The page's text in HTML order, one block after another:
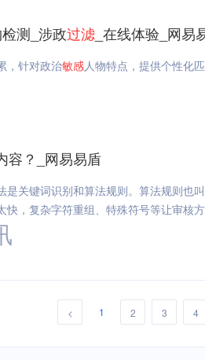
检测_涉政过滤 _在线体验_网易
，针对政治敏感人物特点，提供个性化
容？_网易易盾
是关键词识别和算法规则。算法规则也
快，复杂字符重组、特殊符号等让审核
< 1 2 3 4